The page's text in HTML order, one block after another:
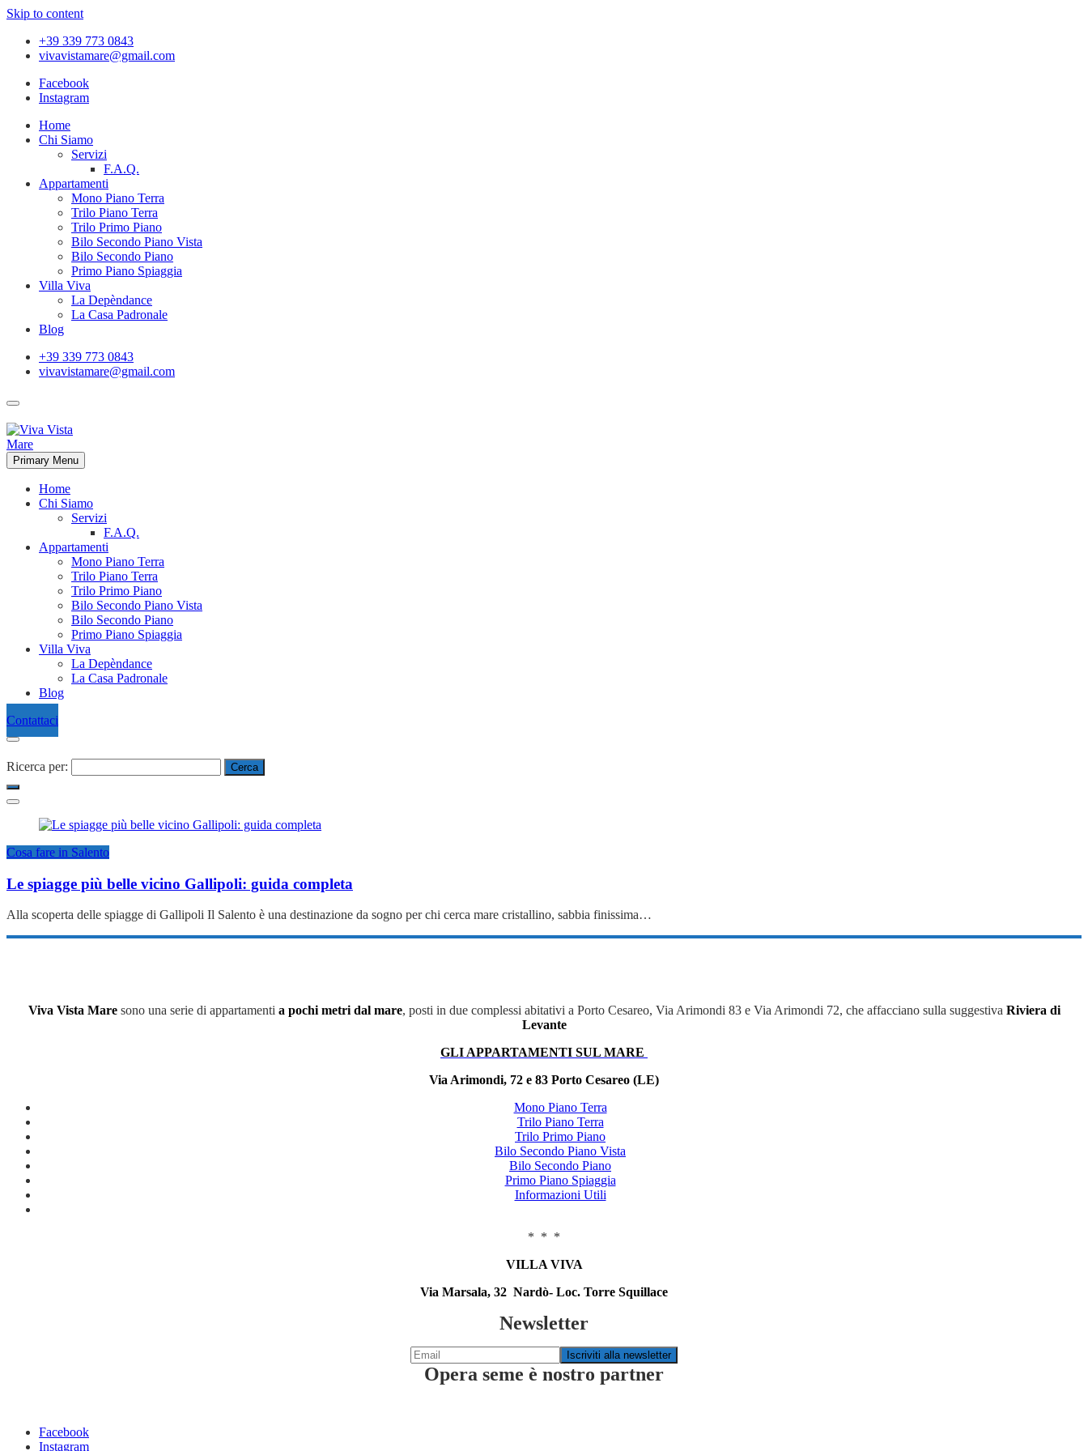
Skip to content
+39 339 773 0843
vivavistamare@gmail.com
Facebook
Instagram
Home
Chi Siamo
Servizi
F.A.Q.
Appartamenti
Mono Piano Terra
Trilo Piano Terra
Trilo Primo Piano
Bilo Secondo Piano Vista
Bilo Secondo Piano
Primo Piano Spiaggia
Villa Viva
La Depèndance
La Casa Padronale
Blog
+39 339 773 0843
vivavistamare@gmail.com
Primary Menu
Home
Chi Siamo
Servizi
F.A.Q.
Appartamenti
Mono Piano Terra
Trilo Piano Terra
Trilo Primo Piano
Bilo Secondo Piano Vista
Bilo Secondo Piano
Primo Piano Spiaggia
Villa Viva
La Depèndance
La Casa Padronale
Blog
Contattaci
Ricerca per:
Cosa fare in Salento
Le spiagge più belle vicino Gallipoli: guida completa
Alla scoperta delle spiagge di Gallipoli Il Salento è una destinazione da sogno per chi cerca mare cristallino, sabbia finissima…
Viva Vista Maresono una serie di appartamenti a pochi metri dal mare, posti in due complessi abitativi a Porto Cesareo, Via Arimondi 83 e Via Arimondi 72, che affacciano sulla suggestiva Riviera di
Levante
GLI APPARTAMENTI SUL MARE
Via Arimondi, 72 e 83 Porto Cesareo (LE)
Mono Piano Terra
Trilo Piano Terra
Trilo Primo Piano
Bilo Secondo Piano Vista
Bilo Secondo Piano
Primo Piano Spiaggia
Informazioni Utili
* * *
VILLA VIVA
Via Marsala, 32 Nardò- Loc. Torre Squillace
Newsletter
Opera seme è nostro partner
Facebook
Instagram